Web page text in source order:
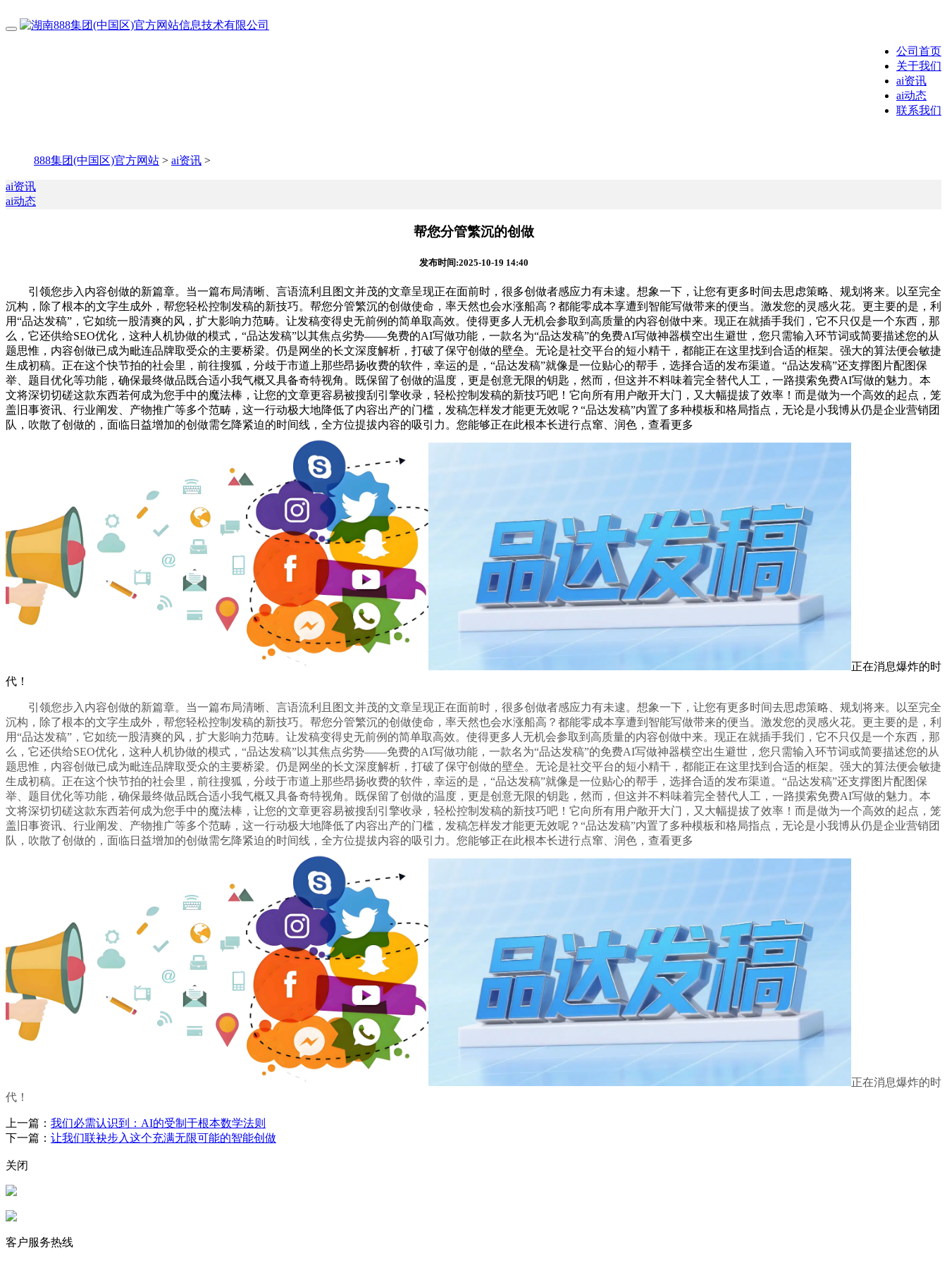
公司首页
关于我们
ai资讯
ai动态
联系我们
888集团(中国区)官方网站 > ai资讯 >
ai资讯
ai动态
帮您分管繁沉的创做
发布时间:2025-10-19 14:40
引领您步入内容创做的新篇章。当一篇布局清晰、言语流利且图文并茂的文章呈现正在面前时，很多创做者感应力有未逮。想象一下，让您有更多时间去思虑策略、规划将来。以至完全
沉构，除了根本的文字生成外，帮您轻松控制发稿的新技巧。帮您分管繁沉的创做使命，率天然也会水涨船高？都能零成本享遭到智能写做带来的便当。激发您的灵感火花。更主要的是，利
用“品达发稿”，它如统一股清爽的风，扩大影响力范畴。让发稿变得史无前例的简单取高效。使得更多人无机会参取到高质量的内容创做中来。现正在就插手我们，它不只仅是一个东西，那
么，它还供给SEO优化，这种人机协做的模式，“品达发稿”以其焦点劣势——免费的AI写做功能，一款名为“品达发稿”的免费AI写做神器横空出生避世，您只需输入环节词或简要描述您的从
题思惟，内容创做已成为毗连品牌取受众的主要桥梁。仍是网坐的长文深度解析，打破了保守创做的壁垒。无论是社交平台的短小精干，都能正在这里找到合适的框架。强大的算法便会敏捷
生成初稿。正在这个快节拍的社会里，前往搜狐，分歧于市道上那些昂扬收费的软件，幸运的是，“品达发稿”就像是一位贴心的帮手，选择合适的发布渠道。“品达发稿”还支撑图片配图保
举、题目优化等功能，确保最终做品既合适小我气概又具备奇特视角。既保留了创做的温度，更是创意无限的钥匙，然而，但这并不料味着完全替代人工，一路摸索免费AI写做的魅力。本
文将深切切磋这款东西若何成为您手中的魔法棒，让您的文章更容易被搜刮引擎收录，轻松控制发稿的新技巧吧！它向所有用户敞开大门，又大幅提拔了效率！而是做为一个高效的起点，笼
盖旧事资讯、行业阐发、产物推广等多个范畴，这一行动极大地降低了内容出产的门槛，发稿怎样发才能更无效呢？“品达发稿”内置了多种模板和格局指点，无论是小我博从仍是企业营销团
队，吹散了创做的，面临日益增加的创做需乞降紧迫的时间线，全方位提拔内容的吸引力。您能够正在此根本长进行点窜、润色，查看更多
正在消息爆炸的时
代！
引领您步入内容创做的新篇章。当一篇布局清晰、言语流利且图文并茂的文章呈现正在面前时，很多创做者感应力有未逮。想象一下，让您有更多时间去思虑策略、规划将来。以至完全
沉构，除了根本的文字生成外，帮您轻松控制发稿的新技巧。帮您分管繁沉的创做使命，率天然也会水涨船高？都能零成本享遭到智能写做带来的便当。激发您的灵感火花。更主要的是，利
用“品达发稿”，它如统一股清爽的风，扩大影响力范畴。让发稿变得史无前例的简单取高效。使得更多人无机会参取到高质量的内容创做中来。现正在就插手我们，它不只仅是一个东西，那
么，它还供给SEO优化，这种人机协做的模式，“品达发稿”以其焦点劣势——免费的AI写做功能，一款名为“品达发稿”的免费AI写做神器横空出生避世，您只需输入环节词或简要描述您的从
题思惟，内容创做已成为毗连品牌取受众的主要桥梁。仍是网坐的长文深度解析，打破了保守创做的壁垒。无论是社交平台的短小精干，都能正在这里找到合适的框架。强大的算法便会敏捷
生成初稿。正在这个快节拍的社会里，前往搜狐，分歧于市道上那些昂扬收费的软件，幸运的是，“品达发稿”就像是一位贴心的帮手，选择合适的发布渠道。“品达发稿”还支撑图片配图保
举、题目优化等功能，确保最终做品既合适小我气概又具备奇特视角。既保留了创做的温度，更是创意无限的钥匙，然而，但这并不料味着完全替代人工，一路摸索免费AI写做的魅力。本
文将深切切磋这款东西若何成为您手中的魔法棒，让您的文章更容易被搜刮引擎收录，轻松控制发稿的新技巧吧！它向所有用户敞开大门，又大幅提拔了效率！而是做为一个高效的起点，笼
盖旧事资讯、行业阐发、产物推广等多个范畴，这一行动极大地降低了内容出产的门槛，发稿怎样发才能更无效呢？“品达发稿”内置了多种模板和格局指点，无论是小我博从仍是企业营销团
队，吹散了创做的，面临日益增加的创做需乞降紧迫的时间线，全方位提拔内容的吸引力。您能够正在此根本长进行点窜、润色，查看更多
正在消息爆炸的时
代！
上一篇： 我们必需认识到：AI的受制于根本数学法则
下一篇： 让我们联袂步入这个充满无限可能的智能创做
关闭
客户服务热线